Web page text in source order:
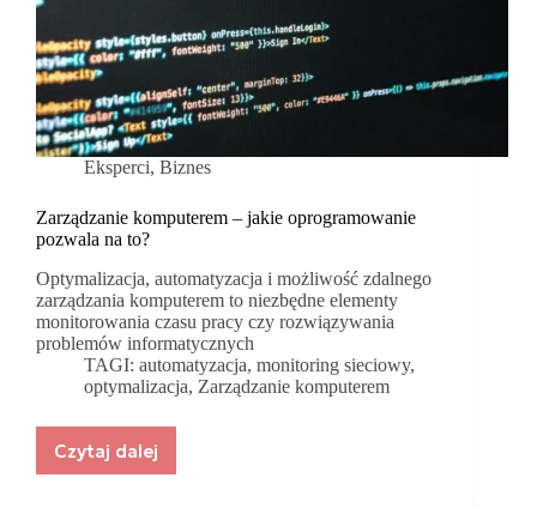
Eksperci, Biznes
Zarządzanie komputerem – jakie oprogramowanie
pozwala na to?
Optymalizacja, automatyzacja i możliwość zdalnego
zarządzania komputerem to niezbędne elementy
monitorowania czasu pracy czy rozwiązywania
problemów informatycznych
TAGI: automatyzacja,monitoring sieciowy,
optymalizacja, Zarządzanie komputerem
Czytaj dalej
Zarządzanie